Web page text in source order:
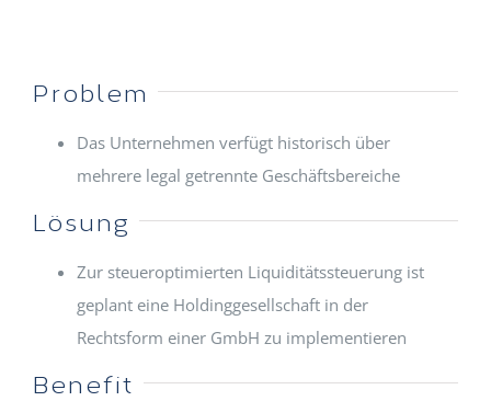
Problem
Das Unternehmen verfügt historisch über
mehrere legal getrennte Geschäftsbereiche
Lösung
Zur steueroptimierten Liquiditätssteuerung ist
geplant eine Holdinggesellschaft in der
Rechtsform einer GmbH zu implementieren
Benefit